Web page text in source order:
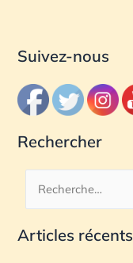
Suivez-nous
Rechercher
c
Articles récents